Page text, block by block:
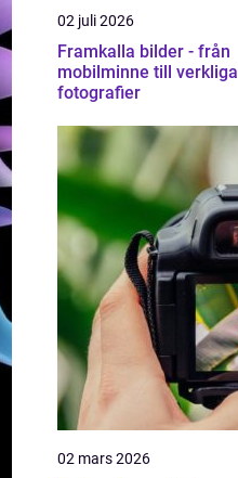
02 juli 2026
Framkalla bilder - från
mobilminne till verkliga
fotografier
02 mars 2026